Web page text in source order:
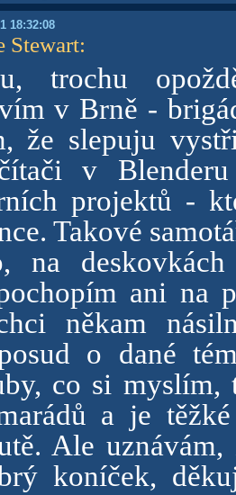
18:32:08
Stewart:
trochu
v Brně -
že slepuju
v
projektů -
Takové
na
ani na
někam
o dané
co si myslím,
a je
Ale
koníček,